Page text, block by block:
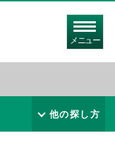
メニュー
他の探し方